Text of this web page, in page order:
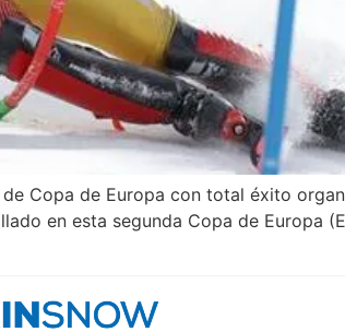
de Copa de Europa con total éxito
en esta segunda Copa de Europa